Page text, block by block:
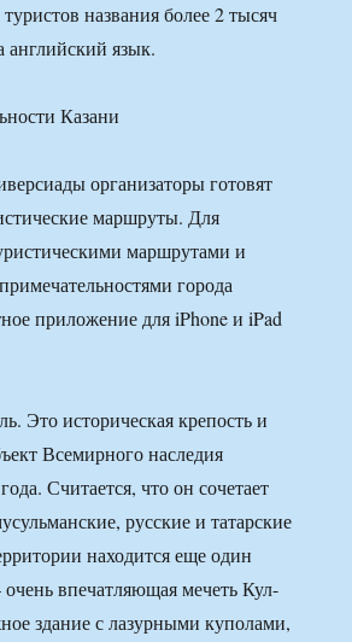
названия более 2 тысяч
английский язык.
Казани
организаторы готовят
маршруты. Для
маршрутами и
города
приложение для iPhone и iPad
Это историческая крепость и
Всемирного наследия
Считается, что он сочетает
русские и татарские
находится еще один
впечатляющая мечеть Кул-
здание с лазурными куполами,